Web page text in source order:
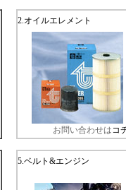
2.オイルエレメント
お問い合わせはコ
5.ベルト&エンジン